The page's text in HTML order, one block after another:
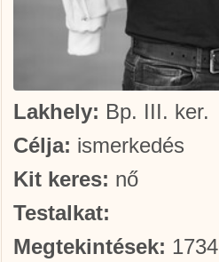
Lakhely: Bp. III. ker.
Célja: ismerkedés
Kit keres: nő
Testalkat:
Megtekintések: 1734